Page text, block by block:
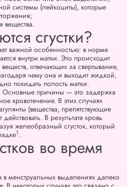
системы (лейкоциты), которые
вещества.
сгустки?
важной особенностью: в норме
внутри матки. Это происходит
отвечающих за свертывание,
чему она и выходит жидкой,
покидать полость матки.
Основные причины — это задержка
кровотечение. В этих случаях
(вещества, препятствующие
В результате кровь
желеобразный сгусток, который
1.
во время
менструальных выделениях далеко